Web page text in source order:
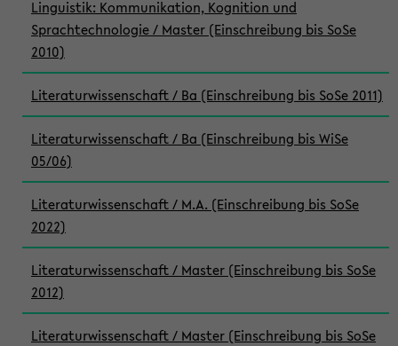
Linguistik: Kommunikation, Kognition und
Sprachtechnologie / Master (Einschreibung bis SoSe
2010)
Literaturwissenschaft / Ba (Einschreibung bis SoSe 2011)
Literaturwissenschaft / Ba (Einschreibung bis WiSe
05/06)
Literaturwissenschaft / M.A. (Einschreibung bis SoSe
2022)
Literaturwissenschaft / Master (Einschreibung bis SoSe
2012)
Literaturwissenschaft / Master (Einschreibung bis SoSe